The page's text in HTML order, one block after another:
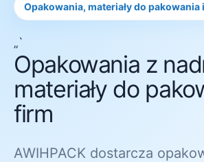
Opakowania, materiały do
„`
Opakowania z
materiały do
firm
AWIHPACK dostarcza